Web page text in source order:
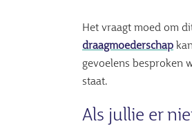
Het vraagt moed om
draagmoederschap
gevoelens besproken
staat.
Als jullie er